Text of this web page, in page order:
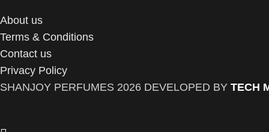
About us
Terms & Conditions
Contact us
Privacy Policy
SHANJOY PERFUMES 2026 DEVELOPED BY TECH